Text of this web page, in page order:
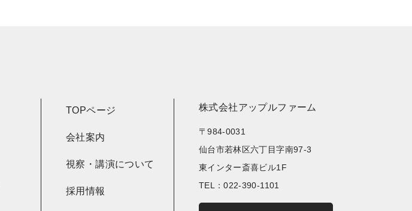
TOPページ
会社案内
視察・講演について
採用情報
株式会社アップルファーム
〒984-0031
仙台市若林区六丁目字南97-3
東インター斎喜ビル1F
TEL：022-390-1101